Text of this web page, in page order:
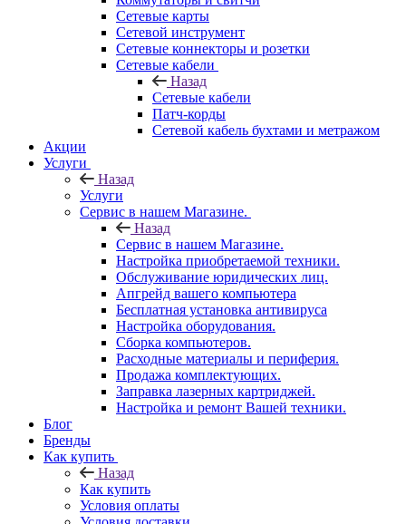
Сетевые карты
Сетевой инструмент
Сетевые коннекторы и розетки
Сетевые кабели
Назад
Сетевые кабели
Патч-корды
Сетевой кабель бухтами и метражом
Акции
Услуги
Назад
Услуги
Сервис в нашем Магазине.
Назад
Сервис в нашем Магазине.
Настройка приобретаемой техники.
Обслуживание юридических лиц.
Апгрейд вашего компьютера
Бесплатная установка антивируса
Настройка оборудования.
Сборка компьютеров.
Расходные материалы и периферия.
Продажа комплектующих.
Заправка лазерных картриджей.
Настройка и ремонт Вашей техники.
Блог
Бренды
Как купить
Назад
Как купить
Условия оплаты